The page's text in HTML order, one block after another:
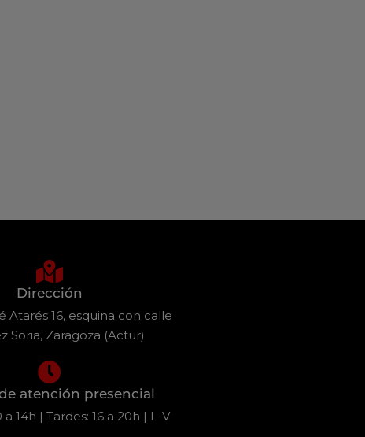
Dirección
Atarés 16, esquina con calle
Soria, Zaragoza (Actur)
atención presencial
a 14h | Tardes: 16 a 20h | L-V